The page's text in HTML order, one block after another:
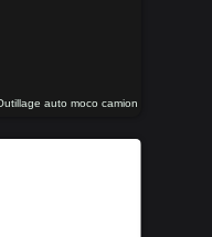
auto moco camion